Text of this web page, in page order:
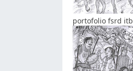
portofolio fsrd itb